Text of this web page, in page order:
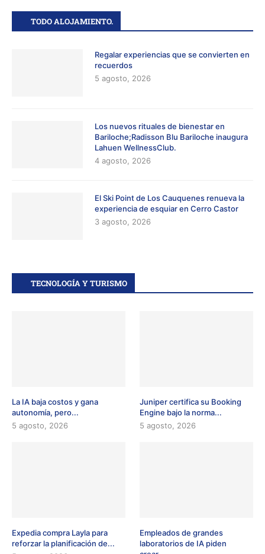
TODO ALOJAMIENTO.
Regalar experiencias que se convierten en
recuerdos
5 agosto, 2026
Los nuevos rituales de bienestar en
Bariloche;Radisson Blu Bariloche inaugura
Lahuen WellnessClub.
4 agosto, 2026
El Ski Point de Los Cauquenes renueva la
experiencia de esquiar en Cerro Castor
3 agosto, 2026
TECNOLOGÍA Y TURISMO
La IA baja costos y gana
autonomía, pero...
5 agosto, 2026
Juniper certifica su Booking
Engine bajo la norma...
5 agosto, 2026
Expedia compra Layla para
reforzar la planificación de...
Empleados de grandes
laboratorios de IA piden